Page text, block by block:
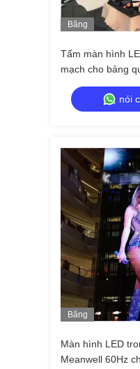
Băng
Tấm màn hình
mạch cho bảng
NovaStar, 6000
nói
Băng
Màn hình LED
Meanwell 60Hz